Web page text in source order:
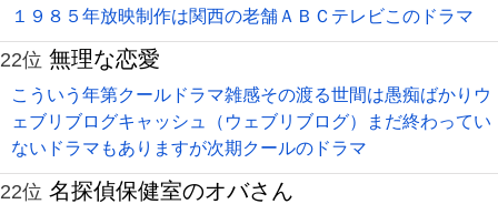
１９８５年放映制作は関西の老舗ＡＢＣテレビこのドラマ
22位 無理な恋愛
こういう年第クールドラマ雑感その渡る世間は愚痴ばかりウ
ェブリブログキャッシュ（ウェブリブログ）まだ終わってい
ないドラマもありますが次期クールのドラマ
22位 名探偵保健室のオバさん